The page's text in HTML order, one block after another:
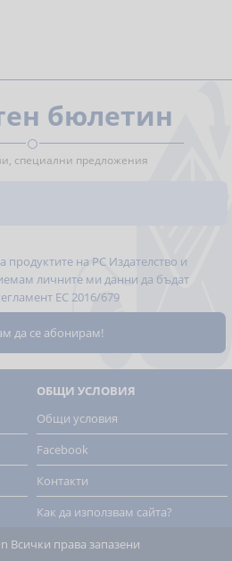
бюлетин
специални предложения
на РС Издателство и
личните ми данни да бъдат
ЕС 2016/679
ОБЩИ УСЛОВИЯ
Общи условия
Facebook
Контакти
Как да използвам сайта?
Всички права запазени